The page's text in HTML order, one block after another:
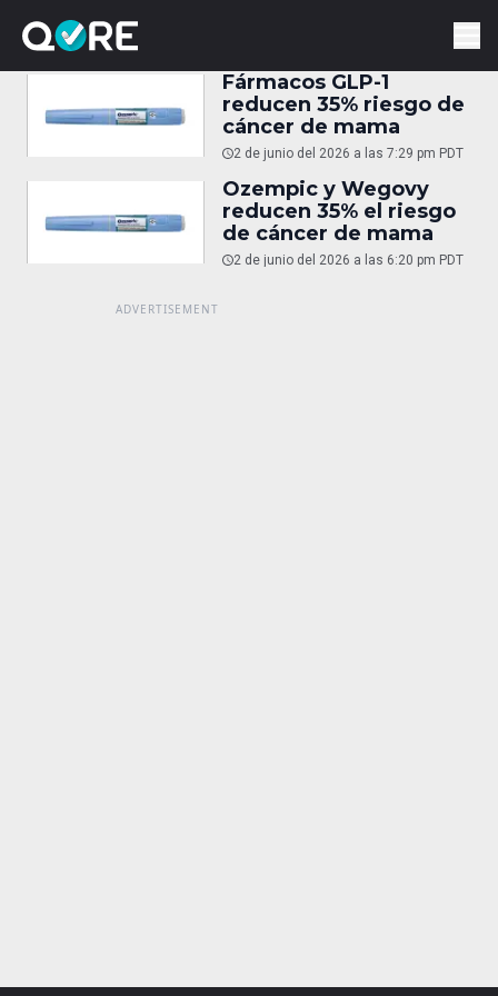
Fármacos GLP-1
reducen 35% riesgo de
cáncer de mama
2 de junio del 2026 a las 7:29 pm PDT
Ozempic y Wegovy
reducen 35% el riesgo
de cáncer de mama
2 de junio del 2026 a las 6:20 pm PDT